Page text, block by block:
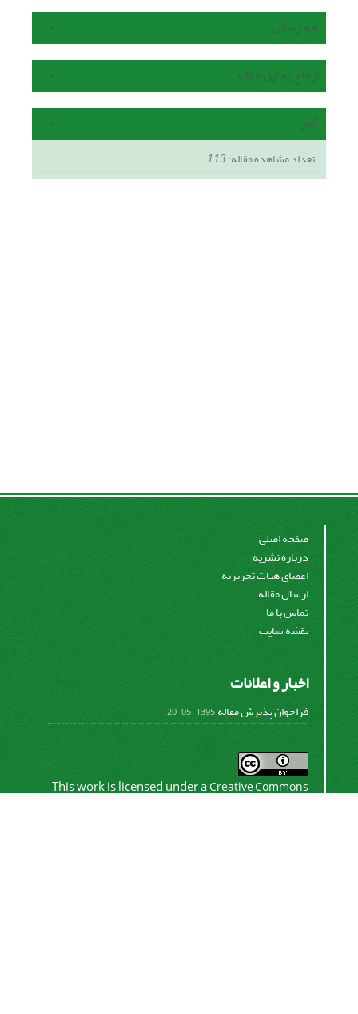
هم رسانی
ارجاع به این مقاله
آمار
تعداد مشاهده مقاله:113
صفحه اصلی
درباره نشریه
اعضای هیات تحریریه
ارسال مقاله
تماس با ما
نقشه سایت
اخبار و اعلانات
فراخوان پذیرش مقاله1395-05-20
This work is licensed under aCreative Commons